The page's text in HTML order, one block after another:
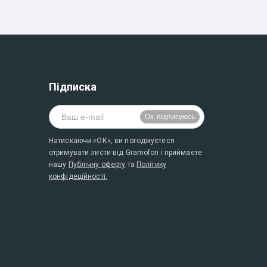
Підписка
Натискаючи «ОК», ви погоджуєтеся
отримувати листи від Gramofon і приймаєте
нашу Публічну оферту та Політику
конфідеційності.